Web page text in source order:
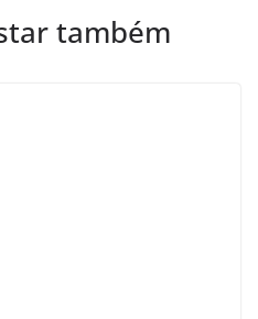
também